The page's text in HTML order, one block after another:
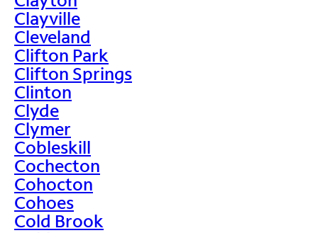
Clayville
Cleveland
Clifton Park
Clifton Springs
Clinton
Clyde
Clymer
Cobleskill
Cochecton
Cohocton
Cohoes
Cold Brook